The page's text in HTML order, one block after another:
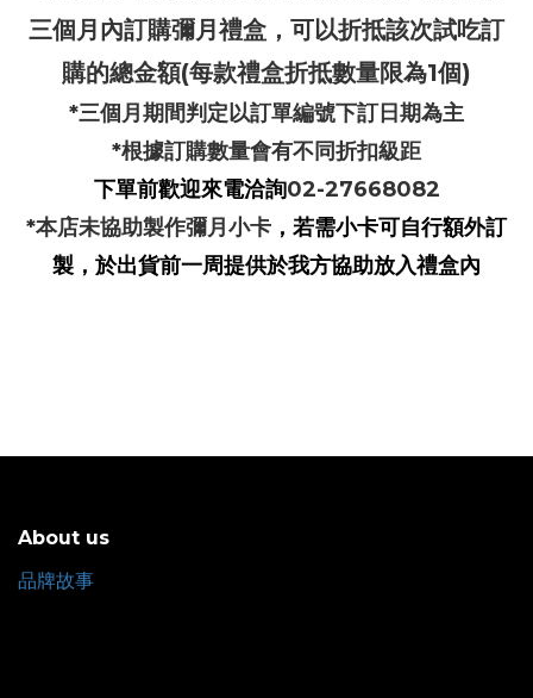
三個月內訂購彌月禮盒，可以折抵該次試吃訂
購的總金額(每款禮盒折抵數量限為1個)
*三個月期間判定以訂單編號下訂日期為主
*根據訂購數量會有不同折扣級距
下單前歡迎來電洽詢02-27668082
*本店未協助製作彌月小卡 ，若需小卡可自行額外訂
製，於出貨前一周提供於我方協助放入禮盒內
About us
品牌故事